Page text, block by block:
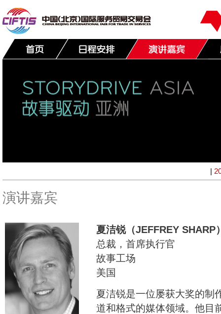
|
演讲嘉宾
夏洁锐（JEFFREY SHARP
总裁，首席执行官
故事工场
美国
夏洁锐是一位屡获大奖的制
道和格式的媒体领域。他目